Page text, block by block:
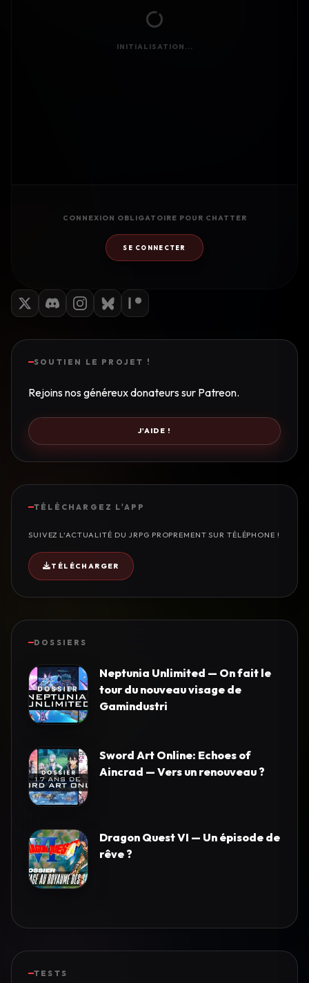
INITIALISATION...
CONNEXION OBLIGATOIRE POUR CHATTER
SE CONNECTER
SOUTIEN LE PROJET !
Rejoins nos généreux donateurs sur Patreon.
J'AIDE !
TÉLÉCHARGEZ L'APP
SUIVEZ L'ACTUALITÉ DU JRPG PROPREMENT SUR TÉLÉPHONE !
TÉLÉCHARGER
DOSSIERS
Neptunia Unlimited — On fait le
tour du nouveau visage de
Gamindustri
Sword Art Online: Echoes of
Aincrad — Vers un renouveau ?
Dragon Quest VI — Un épisode de
rêve ?
TESTS